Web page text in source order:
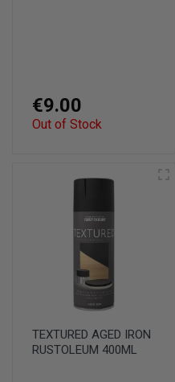
€9.00
Out of Stock
TEXTURED AGED IRON
RUSTOLEUM 400ML